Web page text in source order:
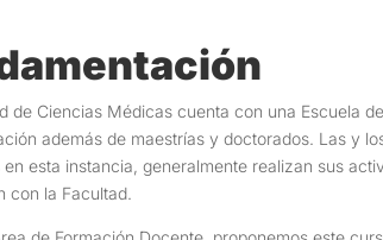
de Ciencias Médicas cuenta con una Escuela
además de maestrías y doctorados. Las y
en esta instancia, generalmente realizan sus
con la Facultad.